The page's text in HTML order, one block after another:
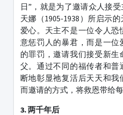
日”，就是为了邀请众人接
天娜（1905-1938）所启示
爱心。天主不是一位令人
意惩罚人的暴君，而是一位
的罪罚，邀请我们接受新
父。通过不同的福传者和普
断地彰显祂复活后天天和
而邀请的方式，将救恩带给每
3. 两千年后